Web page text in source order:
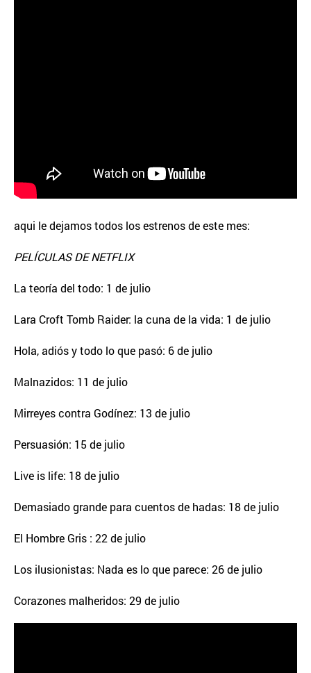
aqui le dejamos todos los estrenos de este mes:
PELÍCULAS DE NETFLIX
La teoría del todo: 1 de julio
Lara Croft Tomb Raider: la cuna de la vida: 1 de julio
Hola, adiós y todo lo que pasó: 6 de julio
Malnazidos: 11 de julio
Mirreyes contra Godínez: 13 de julio
Persuasión: 15 de julio
Live is life: 18 de julio
Demasiado grande para cuentos de hadas: 18 de julio
El Hombre Gris : 22 de julio
Los ilusionistas: Nada es lo que parece: 26 de julio
Corazones malheridos: 29 de julio